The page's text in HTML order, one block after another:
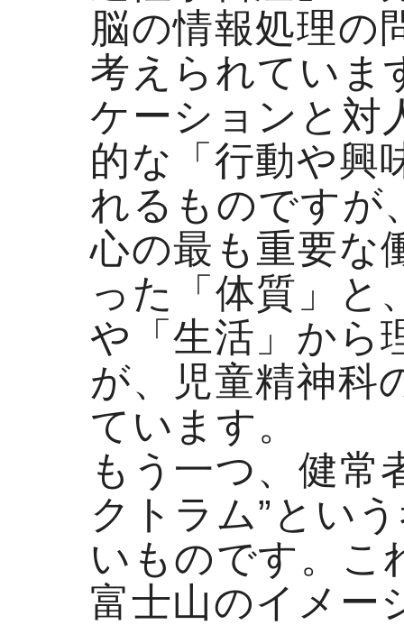
脳の情報処理の
考えられていま
ケーションと対
的な「行動や興
れるものですが
心の最も重要な
った「体質」と
や「生活」から
が、児童精神科
ています。
もう一つ、健常
クトラム”とい
いものです。こ
富士山のイメー